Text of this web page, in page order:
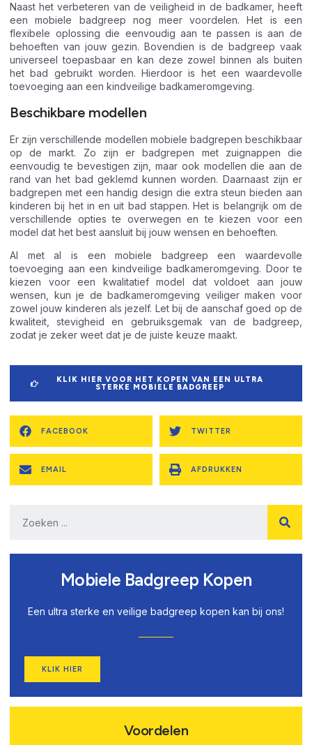
Naast het verbeteren van de veiligheid in de badkamer, heeft
een mobiele badgreep nog meer voordelen. Het is een
flexibele oplossing die eenvoudig aan te passen is aan de
behoeften van jouw gezin. Bovendien is de badgreep vaak
universeel toepasbaar en kan deze zowel binnen als buiten
het bad gebruikt worden. Hierdoor is het een waardevolle
toevoeging aan een kindveilige badkameromgeving.
Beschikbare modellen
Er zijn verschillende modellen mobiele badgrepen beschikbaar
op de markt. Zo zijn er badgrepen met zuignappen die
eenvoudig te bevestigen zijn, maar ook modellen die aan de
rand van het bad geklemd kunnen worden. Daarnaast zijn er
badgrepen met een handig design die extra steun bieden aan
kinderen bij het in en uit bad stappen. Het is belangrijk om de
verschillende opties te overwegen en te kiezen voor een
model dat het best aansluit bij jouw wensen en behoeften.
Al met al is een mobiele badgreep een waardevolle
toevoeging aan een kindveilige badkameromgeving. Door te
kiezen voor een kwalitatief model dat voldoet aan jouw
wensen, kun je de badkameromgeving veiliger maken voor
zowel jouw kinderen als jezelf. Let bij de aanschaf goed op de
kwaliteit, stevigheid en gebruiksgemak van de badgreep,
zodat je zeker weet dat je de juiste keuze maakt.
KLIK HIER VOOR HET KOPEN VAN EEN ULTRA
STERKE MOBIELE BADGREEP
FACEBOOK TWITTER
EMAIL AFDRUKKEN
Mobiele Badgreep Kopen
Een ultra sterke en veilige badgreep kopen kan bij ons!
KLIK HIER
Voordelen